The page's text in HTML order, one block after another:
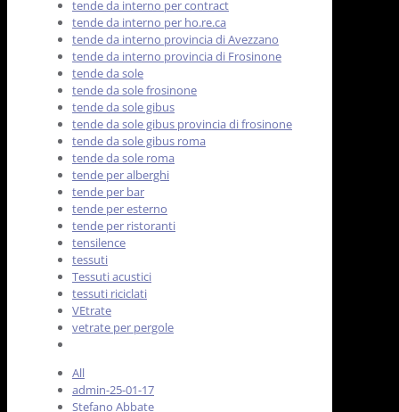
tende da interno per contract
tende da interno per ho.re.ca
tende da interno provincia di Avezzano
tende da interno provincia di Frosinone
tende da sole
tende da sole frosinone
tende da sole gibus
tende da sole gibus provincia di frosinone
tende da sole gibus roma
tende da sole roma
tende per alberghi
tende per bar
tende per esterno
tende per ristoranti
tensilence
tessuti
Tessuti acustici
tessuti riciclati
VEtrate
vetrate per pergole
All
admin-25-01-17
Stefano Abbate